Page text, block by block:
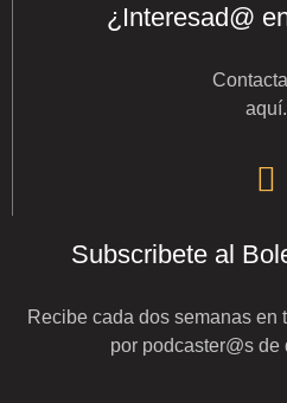
¿Interesad@
aquí.
Subscribete al
Recibe cada dos semanas en
por podcaster@s de